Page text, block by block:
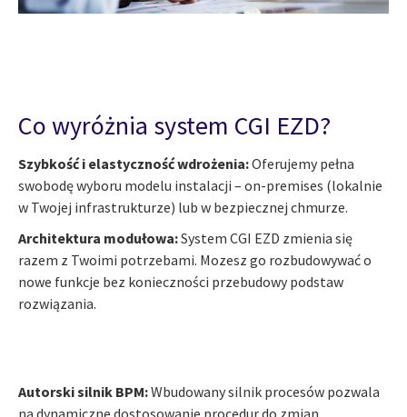
Co wyróżnia system CGI EZD?
Szybkość i elastyczność wdrożenia:Oferujemy pełna
swobodę wyboru modelu instalacji – on-premises (lokalnie
w Twojej infrastrukturze) lub w bezpiecznej chmurze.
Architektura modułowa:System CGI EZD zmienia się
razem z Twoimi potrzebami. Mozesz go rozbudowywać o
nowe funkcje bez konieczności przebudowy podstaw
rozwiązania.
Autorski silnik BPM:Wbudowany silnik procesów pozwala
na dynamiczne dostosowanie procedur do zmian